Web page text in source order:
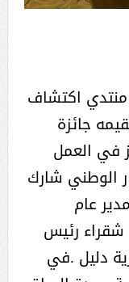
منتدي اكتشاف
جائزة
في العمل
الوطني شارك
عام
شقراء رئيس
دليل .في